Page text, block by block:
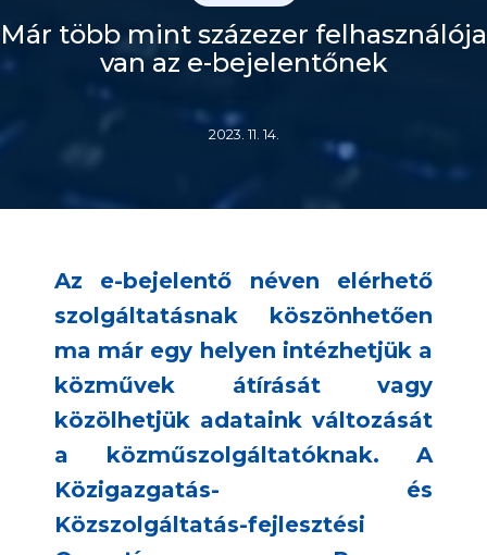
Már több mint százezer felhasználója
van az e-bejelentőnek
2023. 11. 14.
Az e-bejelentő néven elérhető
szolgáltatásnak köszönhetően
ma már egy helyen intézhetjük a
közművek átírását vagy
közölhetjük adataink változását
a közműszolgáltatóknak. A
Közigazgatás- és
Közszolgáltatás-fejlesztési